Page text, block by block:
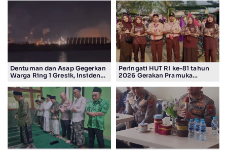
Dentuman dan Asap Gegerkan
Warga Ring 1 Gresik, Insiden
Smelting
Peringati HUT RI ke-81 tahun
2026 Gerakan Pramuka
RALLY HIKING, Trophy bergilir
Camat Jabon